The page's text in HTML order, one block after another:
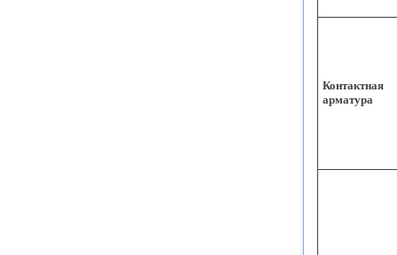
Контактная
арматура